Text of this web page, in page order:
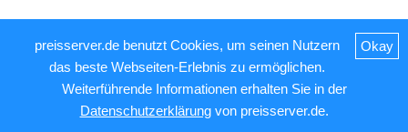
Okay
preisserver.de benutzt Cookies, um seinen Nutzern
das beste Webseiten-Erlebnis zu ermöglichen.
Weiterführende Informationen erhalten Sie in der
Datenschutzerklärungvon preisserver.de.